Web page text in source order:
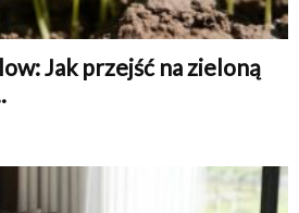
Jak przejść na zieloną